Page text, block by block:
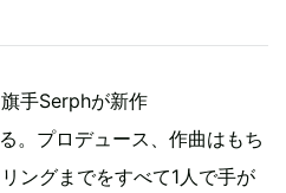
手Serphが新作
。プロデュース、作曲はもち
ングまでをすべて1人で手が